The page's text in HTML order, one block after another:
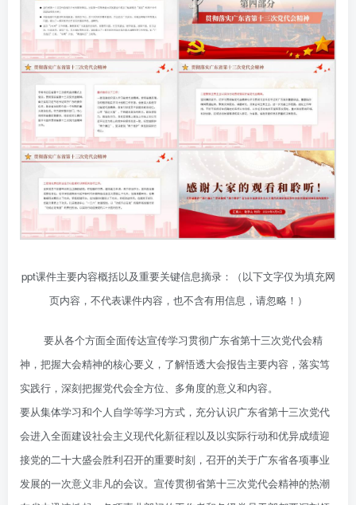
ppt课件主要内容概括以及重要关键信息摘录：（以下文字仅为填充网
页内容，不代表课件内容，也不含有用信息，请忽略！）
要从各个方面全面传达宣传学习贯彻广东省第十三次党代会精
神，把握大会精神的核心要义，了解悟透大会报告主要内容，落实笃
实践行，深刻把握党代会全方位、多角度的意义和内容。
要从集体学习和个人自学等学习方式，充分认识广东省第十三次党代
会进入全面建设社会主义现代化新征程以及以实际行动和优异成绩迎
接党的二十大盛会胜利召开的重要时刻，召开的关于广东省各项事业
发展的一次意义非凡的会议。宣传贯彻省第十三次党代会精神的热潮